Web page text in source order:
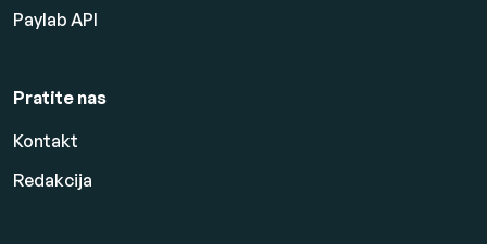
Paylab API
Pratite nas
Kontakt
Redakcija